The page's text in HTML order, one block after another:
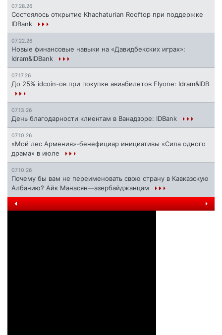
07.28.26
Состоялось открытие Khachaturian Rooftop при поддержке
IDBank
07.22.26
Новые финансовые навыки на «Давидбекских играх»:
Idram&IDBank
07.17.26
До 25% idcoin-ов при покупке авиабилетов Flyone: Idram&IDB
07.13.26
День благодарности клиентам в Ванадзоре: IDBank
07.10.26
«Мой лес Армения»-бенефициар инициативы «Сила одного
драма» в июле
07.10.26
Почему бы вам не переименовать свою страну в Кавказскую
Албанию? Айк Манасян—азербайджанцам